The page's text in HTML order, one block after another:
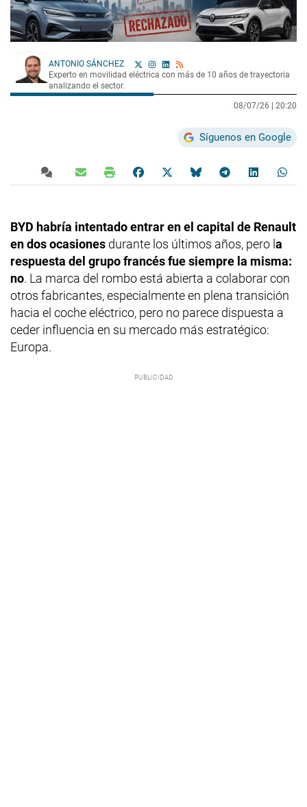
ANTONIO SÁNCHEZ
Experto en movilidad eléctrica con más de 10 años de trayectoria
analizando el sector.
08/07/26 | 20:20
Síguenos en Google
BYD habría intentado entrar en el capital de Renault
en dos ocasiones durante los últimos años, pero la
respuesta del grupo francés fue siempre la misma:
no. La marca del rombo está abierta a colaborar con
otros fabricantes, especialmente en plena transición
hacia el coche eléctrico, pero no parece dispuesta a
ceder influencia en su mercado más estratégico:
Europa.